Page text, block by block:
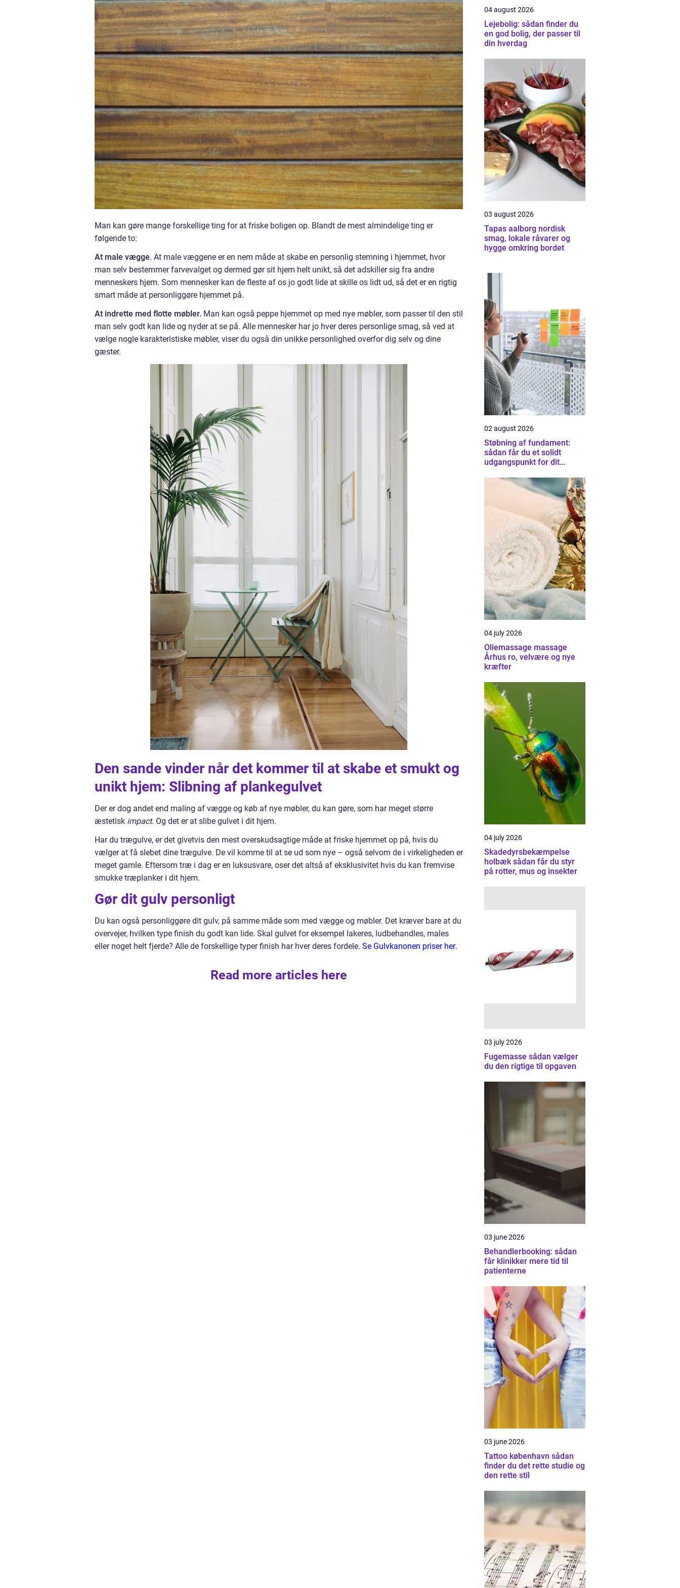
Man kan gøre mange forskellige ting for at friske boligen op. Blandt de mest almindelige ting er
følgende to:
At male vægge. At male væggene er en nem måde at skabe en personlig stemning i hjemmet, hvor
man selv bestemmer farvevalget og dermed gør sit hjem helt unikt, så det adskiller sig fra andre
menneskers hjem. Som mennesker kan de fleste af os jo godt lide at skille os lidt ud, så det er en rigtig
smart måde at personliggøre hjemmet på.
At indrette med flotte møbler. Man kan også peppe hjemmet op med nye møbler, som passer til den stil
man selv godt kan lide og nyder at se på. Alle mennesker har jo hver deres personlige smag, så ved at
vælge nogle karakteristiske møbler, viser du også din unikke personlighed overfor dig selv og dine
gæster.
Den sande vinder når det kommer til at skabe et smukt og
unikt hjem: Slibning af plankegulvet
Der er dog andet end maling af vægge og køb af nye møbler, du kan gøre, som har meget større
æstetisk impact. Og det er at slibe gulvet i dit hjem.
Har du trægulve, er det givetvis den mest overskudsagtige måde at friske hjemmet op på, hvis du
vælger at få slebet dine trægulve. De vil komme til at se ud som nye – også selvom de i virkeligheden er
meget gamle. Eftersom træ i dag er en luksusvare, oser det altså af eksklusivitet hvis du kan fremvise
smukke træplanker i dit hjem.
Gør dit gulv personligt
Du kan også personliggøre dit gulv, på samme måde som med vægge og møbler. Det kræver bare at du
overvejer, hvilken type finish du godt kan lide. Skal gulvet for eksempel lakeres, ludbehandles, males
eller noget helt fjerde? Alle de forskellige typer finish har hver deres fordele. Se Gulvkanonen priser her.
Read more articles here
04 august 2026
Lejebolig: sådan finder du
en god bolig, der passer til
din hverdag
03 august 2026
Tapas aalborg nordisk
smag, lokale råvarer og
hygge omkring bordet
02 august 2026
Støbning af fundament:
sådan får du et solidt
udgangspunkt for dit
04 july 2026
Oliemassage massage
Århus ro, velvære og nye
kræfter
04 july 2026
Skadedyrsbekæmpelse
holbæk sådan får du styr
på rotter, mus og insekter
03 july 2026
Fugemasse sådan vælger
du den rigtige til opgaven
03 june 2026
Behandlerbooking: sådan
får klinikker mere tid til
patienterne
03 june 2026
Tattoo københavn sådan
finder du det rette studie og
den rette stil